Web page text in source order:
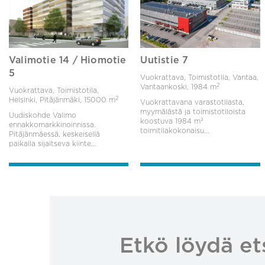
Valimotie 14 / Hiomotie
5
Vuokrattava, Toimistotila,
Helsinki, Pitäjänmäki, 15000 m2
Uudiskohde Valimo
ennakkomarkkinoinnissa.
Pitäjänmäessä, keskeisellä
paikalla sijaitseva kiinte...
Uutistie 7
Vuokrattava, Toimistotila, Vantaa,
Vantaankoski,1984 m2
Vuokrattavana varastotilasta,
myymälästä ja toimistotiloista
koostuva 1984 m²
toimitilakokonaisu...
Etkö löydä